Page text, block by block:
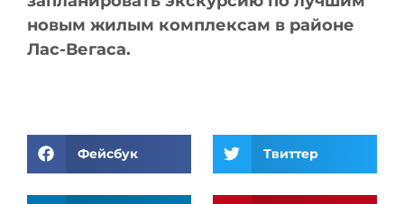
новым жилым комплексам в районе
Лас-Вегаса.
Фейсбук Твиттер